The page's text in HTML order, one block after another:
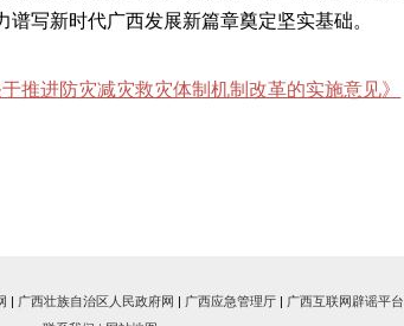
写新时代广西发展新篇章奠定坚实基础。
推进防灾减灾救灾体制机制改革的实施意见》
| 广西壮族自治区人民政府网 | 广西应急管理厅| 广西互联网辟谣平台